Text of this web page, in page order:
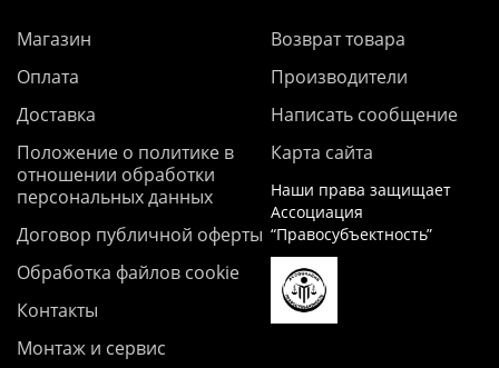
Магазин
Оплата
Доставка
Положение о политике в
отношении обработки
персональных данных
Договор публичной оферты
Обработка файлов cookie
Контакты
Монтаж и сервис
Возврат товара
Производители
Написать сообщение
Карта сайта
Наши права защищает
Ассоциация
“Правосубъектность”